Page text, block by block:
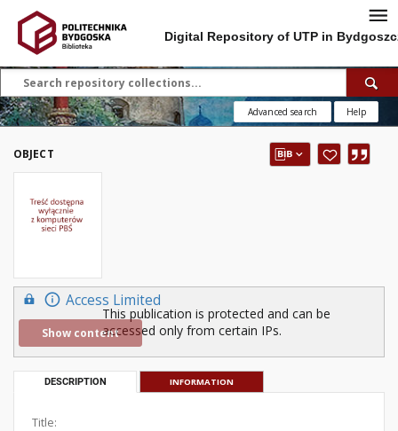
Digital Repository of UTP in
Advanced search Help
OBJECT
Access Limited
Show content
This publication is protected and can be
accessed only from certain IPs.
DESCRIPTION INFORMATION
Title: